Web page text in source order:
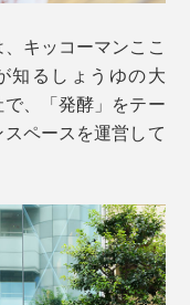
けにすることで、ア
ゆを湿気から守っ
ラダ」に。それぞ
わえます。
キッコーマンここ
知るしょうゆの大
、「発酵」をテー
ペースを運営して